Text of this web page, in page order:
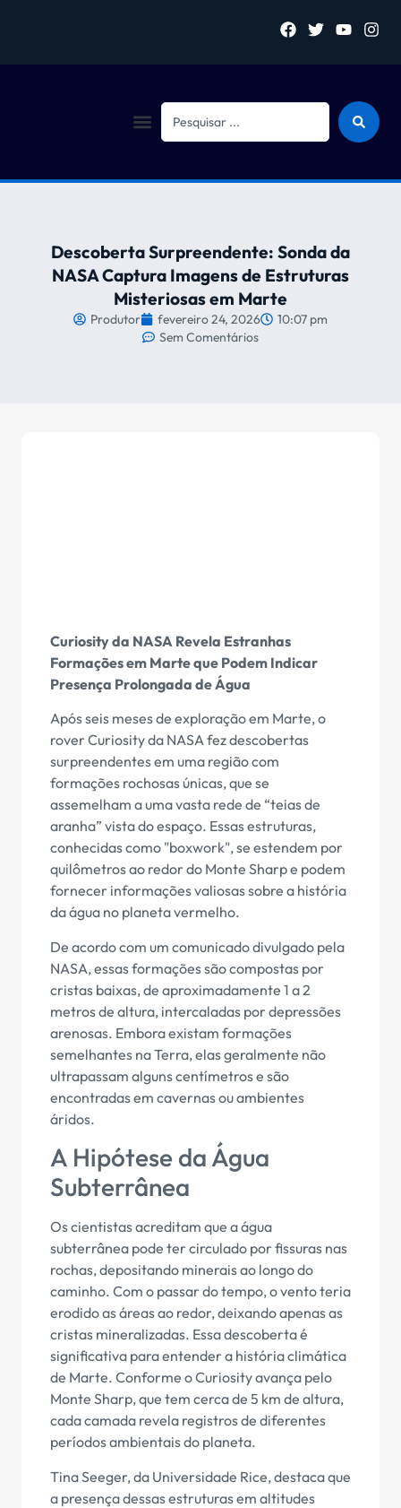
Descoberta Surpreendente: Sonda da
NASA Captura Imagens de Estruturas
Misteriosas em Marte
Produtor fevereiro 24, 2026
10:07 pm
Sem Comentários
Curiosity da NASA Revela Estranhas
Formações em Marte que Podem Indicar
Presença Prolongada de Água
Após seis meses de exploração em Marte, o
rover Curiosity da NASA fez descobertas
surpreendentes em uma região com
formações rochosas únicas, que se
assemelham a uma vasta rede de “teias de
aranha” vista do espaço. Essas estruturas,
conhecidas como "boxwork", se estendem por
quilômetros ao redor do Monte Sharp e podem
fornecer informações valiosas sobre a história
da água no planeta vermelho.
De acordo com um comunicado divulgado pela
NASA, essas formações são compostas por
cristas baixas, de aproximadamente 1 a 2
metros de altura, intercaladas por depressões
arenosas. Embora existam formações
semelhantes na Terra, elas geralmente não
ultrapassam alguns centímetros e são
encontradas em cavernas ou ambientes
áridos.
A Hipótese da Água
Subterrânea
Os cientistas acreditam que a água
subterrânea pode ter circulado por fissuras nas
rochas, depositando minerais ao longo do
caminho. Com o passar do tempo, o vento teria
erodido as áreas ao redor, deixando apenas as
cristas mineralizadas. Essa descoberta é
significativa para entender a história climática
de Marte. Conforme o Curiosity avança pelo
Monte Sharp, que tem cerca de 5 km de altura,
cada camada revela registros de diferentes
períodos ambientais do planeta.
Tina Seeger, da Universidade Rice, destaca que
a presença dessas estruturas em altitudes